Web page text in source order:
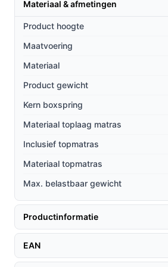
De pocketvering biedt
en voorkomt dat je partner je
tijdens de nacht.
topper, wat betekent dat je
in een goede kwaliteit. Bij de
inbegrepen.
ontwerp past in elke
tot klassiek.
Gebruik & praktische tips
Voor het beste resultaat met je
praktische adviezen:
Materiaal & afmetingen
Product hoogte
Maatvoering
Materiaal
Product gewicht
Kern boxspring
Materiaal toplaag matras
Inclusief topmatras
Materiaal topmatras
Max. belastbaar gewicht
Productinformatie
EAN